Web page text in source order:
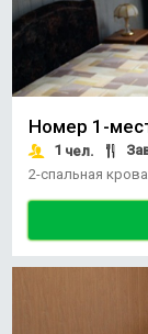
Номер 1-
1 чел.
2-спальная